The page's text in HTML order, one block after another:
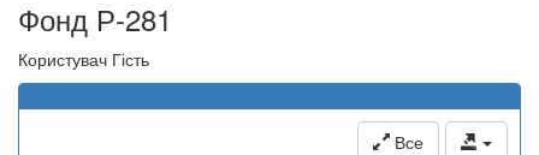
Фонд Р-281
Користувач Гість
Все